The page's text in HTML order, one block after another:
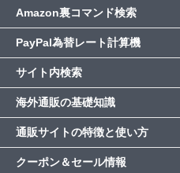
Amazon裏コマンド検索
PayPal為替レート計算機
サイト内検索
海外通販の基礎知識
通販サイトの特徴と使い方
クーポン＆セール情報